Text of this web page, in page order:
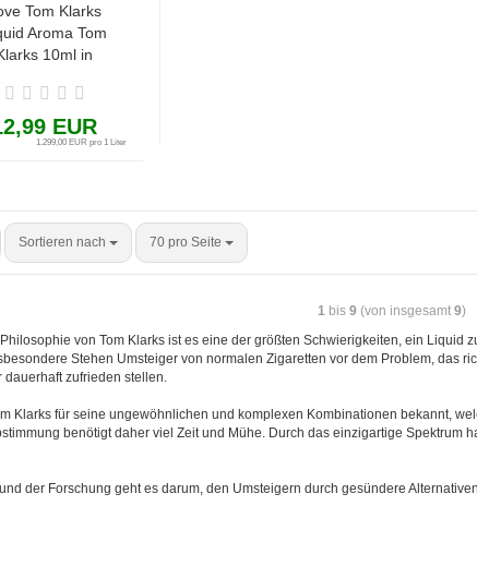
Tom Klarks
Aroma Tom
10ml in
Schokolade
EUR
1.299,00 EUR pro 1 Liter
Sortieren nach 70 pro Seite
1 bis9 (von insgesamt9)
von Tom Klarks ist es eine der größten Schwierigkeiten, ein Liquid
Stehen Umsteiger von normalen Zigaretten vor dem Problem, das
dauerhaft zufrieden stellen.
Klarks für seine ungewöhnlichen und komplexen Kombinationen bekannt,
benötigt daher viel Zeit und Mühe. Durch das einzigartige Spektrum
der Forschung geht es darum, den Umsteigern durch gesündere